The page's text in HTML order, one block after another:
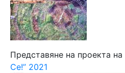
Представяне на проекта на
Се!” 2021